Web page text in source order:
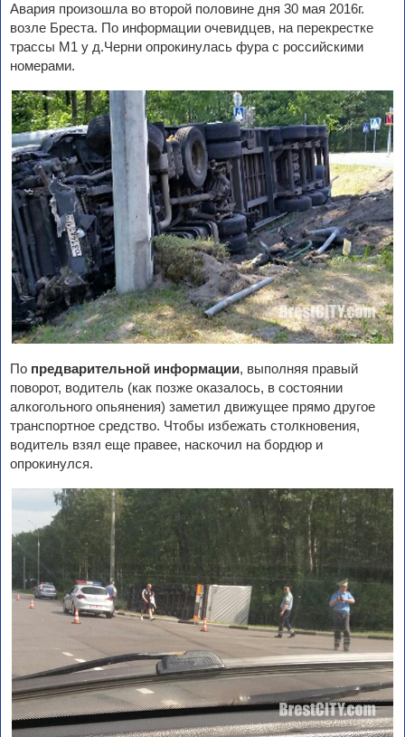
Авария произошла во второй половине дня 30 мая 2016г.
возле Бреста. По информации очевидцев, на перекрестке
трассы М1 у д.Черни опрокинулась фура с российскими
номерами.
По предварительной информации, выполняя правый
поворот, водитель (как позже оказалось, в состоянии
алкогольного опьянения) заметил движущее прямо другое
транспортное средство. Чтобы избежать столкновения,
водитель взял еще правее, наскочил на бордюр и
опрокинулся.